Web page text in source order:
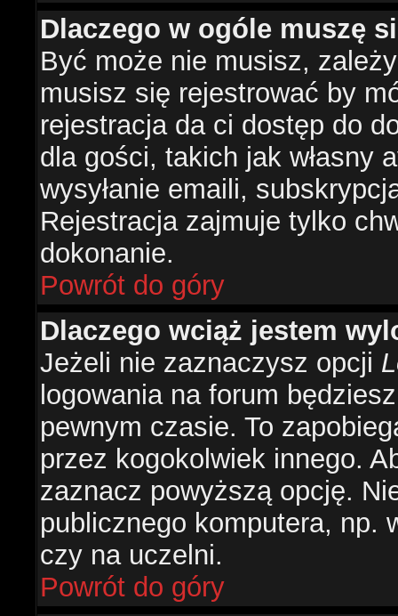
Dlaczego w ogóle muszę
Być może nie musisz,
musisz się rejestrować by
rejestracja da ci dostęp do
dla gości, takich jak własny
wysyłanie emaili,
Rejestracja zajmuje tylko
dokonanie.
Powrót do góry
Dlaczego wciąż jestem
Jeżeli nie zaznaczysz opcji
logowania na forum
pewnym czasie. To
przez kogokolwiek innego.
zaznacz powyższą opcję.
publicznego komputera, np.
czy na uczelni.
Powrót do góry